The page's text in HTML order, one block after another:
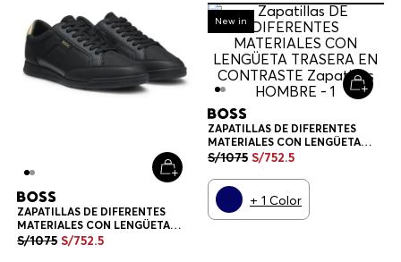
ZAPATILLAS DE DIFERENTES
MATERIALES CON LENGÜETA
TRASERA EN CONTRASTE
S/1075 S/752.5
-30%
New in
ZAPATILLAS DE DIFERENTES
MATERIALES CON LENGÜETA
TRASERA EN CONTRASTE
ZAPATILLAS HOMBRE
S/1075 S/752.5
+ 1 Color